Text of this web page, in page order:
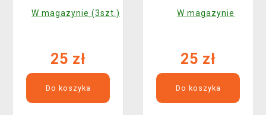
różowy
W magazynie (3szt.)
25 zł
Do koszyka
niebieski
W magazynie
25 zł
Do koszyka